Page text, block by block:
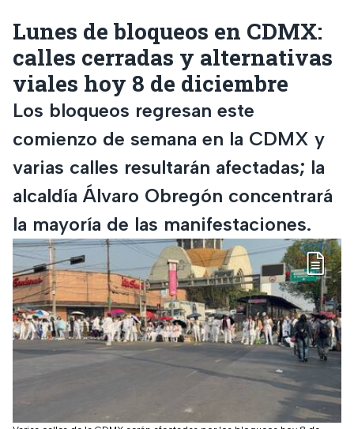
Lunes de bloqueos en CDMX:
calles cerradas y alternativas
viales hoy 8 de diciembre
Los bloqueos regresan este
comienzo de semana en la CDMX y
varias calles resultarán afectadas; la
alcaldía Álvaro Obregón concentrará
la mayoría de las manifestaciones.